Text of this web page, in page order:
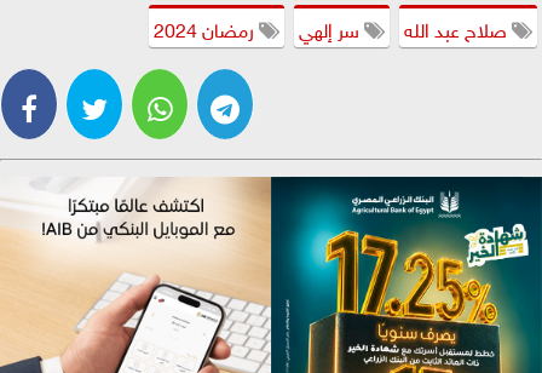
صلاح عبد الله
سر إلهي رمضان 2024